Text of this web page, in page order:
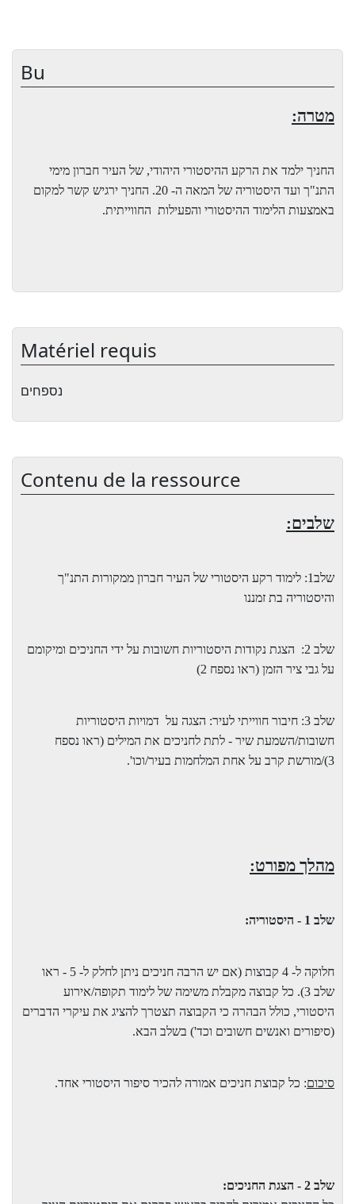
Bu
מטרה:
החניך ילמד את הרקע ההיסטורי היהודי, של העיר חברון מימי
התנ"ך ועד היסטוריה של המאה ה- 20. החניך ירגיש קשר למקום
באמצעות הלימוד ההיסטורי והפעילות החווייתית.
Matériel requis
נספחים
Contenu de la ressource
שלבים:
שלב1: לימוד רקע היסטורי של העיר חברון ממקורות התנ"ך
והיסטוריה בת זמננו
שלב 2:
הצגת נקודות היסטוריות חשובות על ידי החניכים ומיקומם
על גבי ציר הזמן (ראו נספח 2)
שלב 3: חיבור חווייתי לעיר: הצגה על
דמויות היסטוריות
חשובות/השמעת שיר - לתת לחניכים את המילים (ראו נספח
3)/מורשת קרב על אחת המלחמות בעיר/וכו'.
מהלך מפורט:
שלב 1 - היסטוריה:
חלוקה ל- 4 קבוצות (אם יש הרבה חניכים ניתן לחלק ל- 5 - ראו
שלב 3). כל קבוצה מקבלת משימה של לימוד תקופה/אירוע
היסטורי, כולל הבהרה כי הקבוצה תצטרך להציג את עיקרי הדברים
(סיפורים ואנשים חשובים וכד') בשלב הבא.
סיכום: כל קבוצת חניכים אמורה להכיר סיפור היסטורי אחד.
שלב 2 - הצגת החניכים: